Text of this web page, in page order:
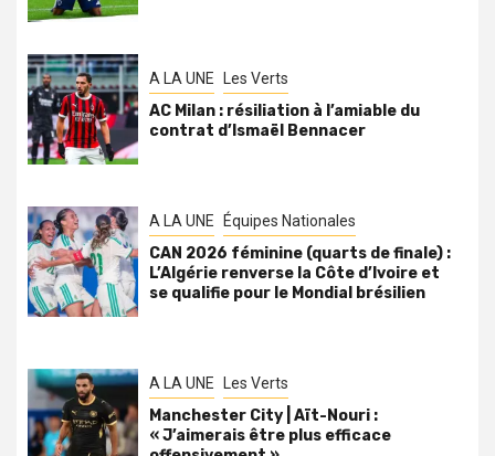
A LA UNE Les Verts
AC Milan : résiliation à l’amiable du
contrat d’Ismaël Bennacer
A LA UNE Équipes Nationales
CAN 2026 féminine (quarts de finale) :
L’Algérie renverse la Côte d’Ivoire et
se qualifie pour le Mondial brésilien
A LA UNE Les Verts
Manchester City | Aït-Nouri :
« J’aimerais être plus efficace